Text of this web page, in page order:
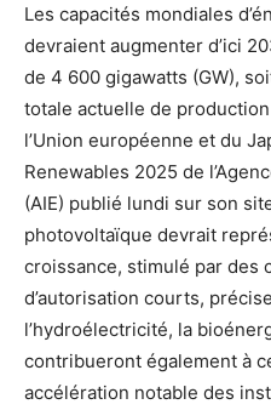
Les capacités mondiales
devraient augmenter d’ici
de 4 600 gigawatts (GW),
totale actuelle de
l’Union européenne et du
Renewables 2025 de
(AIE) publié lundi sur son
photovoltaïque devrait
croissance, stimulé par des
d’autorisation courts,
l’hydroélectricité, la
contribueront également à
accélération notable des